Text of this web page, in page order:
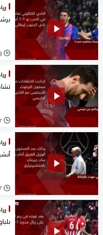
l
18
l
17
l
17